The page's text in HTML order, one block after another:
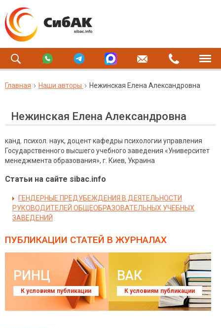
Главная Наши авторы Нежинская Елена Александровна
Нежинская Елена Александровна
канд. психол. наук, доцент кафедры психологии управления
Государственного высшего учебного заведения «Университет
менеджмента образования», г. Киев, Украина
Статьи на сайте sibac.info
ГЕНДЕРНЫЕ ПРЕДУБЕЖДЕНИЯ В ДЕЯТЕЛЬНОСТИ
РУКОВОДИТЕЛЕЙ ОБЩЕОБРАЗОВАТЕЛЬНЫХ УЧЕБНЫХ
ЗАВЕДЕНИЙ
ПУБЛИКАЦИИ СТАТЕЙ В ЖУРНАЛАХ
РИНЦ
К условиям публикации
ВАК
К условиям публикации